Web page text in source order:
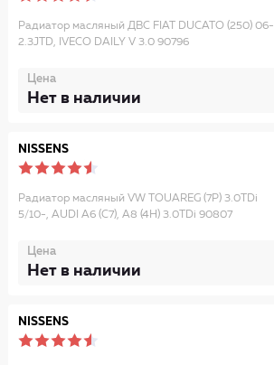
Радиатор масляный ДВС FIAT DUCATO (250) 06-
2.3JTD, IVECO DAILY V 3.0 90796
Цена
Нет в наличии
NISSENS
Радиатор масляный VW TOUAREG (7P) 3.0TDi
5/10-, AUDI A6 (C7), A8 (4H) 3.0TDi 90807
Цена
Нет в наличии
NISSENS